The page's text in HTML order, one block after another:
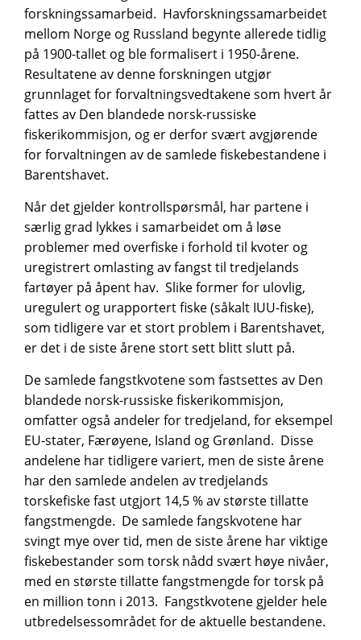
forskningssamarbeid. Havforskningssamarbeidet
mellom Norge og Russland begynte allerede tidlig
på 1900-tallet og ble formalisert i 1950-årene.
Resultatene av denne forskningen utgjør
grunnlaget for forvaltningsvedtakene som hvert år
fattes av Den blandede norsk-russiske
fiskerikommisjon, og er derfor svært avgjørende
for forvaltningen av de samlede fiskebestandene i
Barentshavet.
Når det gjelder kontrollspørsmål, har partene i
særlig grad lykkes i samarbeidet om å løse
problemer med overfiske i forhold til kvoter og
uregistrert omlasting av fangst til tredjelands
fartøyer på åpent hav. Slike former for ulovlig,
uregulert og urapportert fiske (såkalt IUU-fiske),
som tidligere var et stort problem i Barentshavet,
er det i de siste årene stort sett blitt slutt på.
De samlede fangstkvotene som fastsettes av Den
blandede norsk-russiske fiskerikommisjon,
omfatter også andeler for tredjeland, for eksempel
EU-stater, Færøyene, Island og Grønland. Disse
andelene har tidligere variert, men de siste årene
har den samlede andelen av tredjelands
torskefiske fast utgjort 14,5 % av største tillatte
fangstmengde. De samlede fangskvotene har
svingt mye over tid, men de siste årene har viktige
fiskebestander som torsk nådd svært høye nivåer,
med en største tillatte fangstmengde for torsk på
en million tonn i 2013. Fangstkvotene gjelder hele
utbredelsessområdet for de aktuelle bestandene.